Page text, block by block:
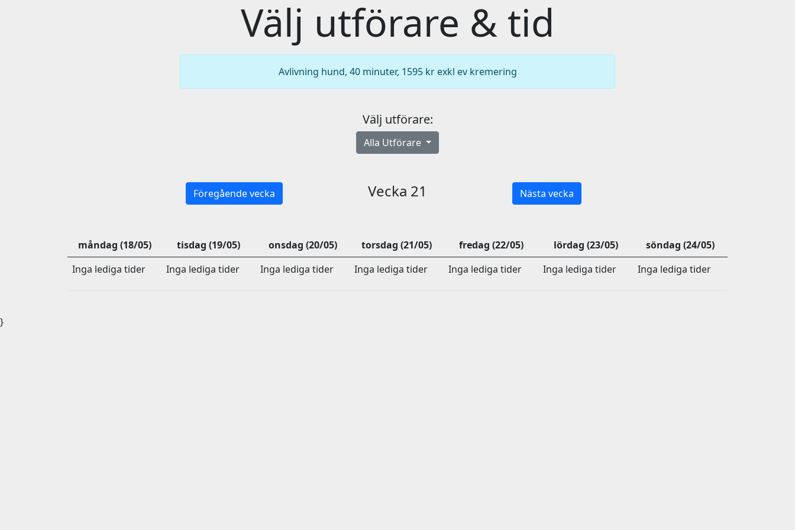
Välj utförare & tid
Avlivning hund, 40 minuter, 1595 kr exkl ev kremering
Välj utförare:
Alla Utförare
Föregående vecka Vecka 21 Nästa vecka
måndag (18/05) tisdag (19/05) onsdag (20/05) torsdag (21/05) fredag (22/05) lördag (23/05)
söndag (24/05)
Inga lediga tider
Inga lediga tider Inga lediga tider Inga lediga tider Inga lediga tider Inga lediga tider Inga lediga tider
}